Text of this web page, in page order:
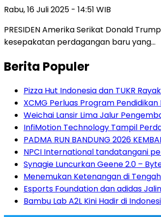
Rabu, 16 Juli 2025 - 14:51 WIB
PRESIDEN Amerika Serikat Donald
kesepakatan perdagangan baru yang…
Berita Populer
Pizza Hut Indonesia dan TUKR
XCMG Perluas Program
Weichai Lansir Lima Jalur
InfiMotion Technology Tampil
PADMA RUN BANDUNG 2026
NPCI International tandatangani
Synagie Luncurkan Geene 2.0 –
Menemukan Ketenangan di
Esports Foundation dan adidas
Bambu Lab A2L Kini Hadir di